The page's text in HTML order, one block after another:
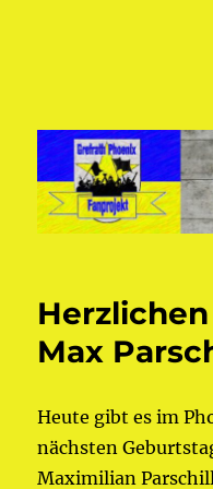
Max
Heute gibt es im
nächsten
Maximilian